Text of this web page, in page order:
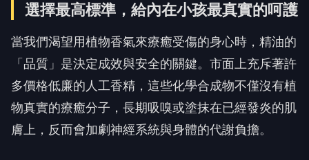
選擇最高標準，給內在小孩最真實的呵護
當我們渴望用植物香氣來療癒受傷的身心時，精油的
「品質」是決定成效與安全的關鍵。市面上充斥著許
多價格低廉的人工香精，這些化學合成物不僅沒有植
物真實的療癒分子，長期吸嗅或塗抹在已經發炎的肌
膚上，反而會加劇神經系統與身體的代謝負擔。